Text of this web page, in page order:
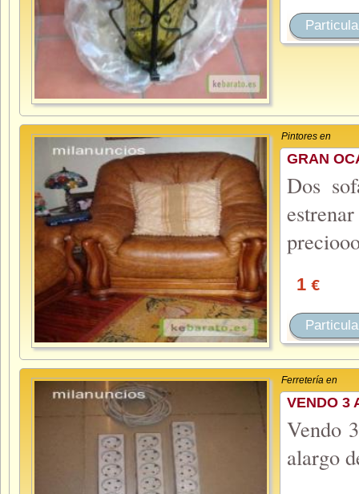
Pintores en
GRAN
Dos
1 €
Ferretería en
VENDO 3
Vendo
alargo